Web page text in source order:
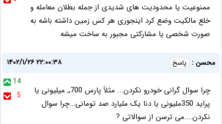
ممنوعیت یا محدودیت های شدیدی از جمله بطلان معامله و
خلع مالکیت وضع کرد اینجوری هر کس زمین داشته باشه به
صورت شخصی یا مشارکتی مجبور به ساخت میشه
محسن : پاسخ
۱۴۰۲/۱/۲۶ ۲۲:۰۰:۳۸
14
5
چرا سوال گرانی خودرو نکردن... مثلاً پارس 700,, میلیونی یا
پراید 350ملیونی یا دنا یک ملیارد صد تومانی...چرا سوال
نکردن....می ترسن از سوالاتی ?